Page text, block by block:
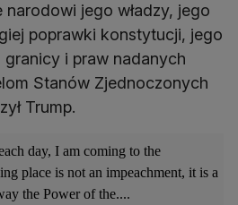
narodowi jego władzy, jego
poprawki konstytucji, jego
granicy i praw nadanych
Stanów Zjednoczonych
Trump.
day, I am coming to the
place is not an impeachment, it is a
the Power of the....